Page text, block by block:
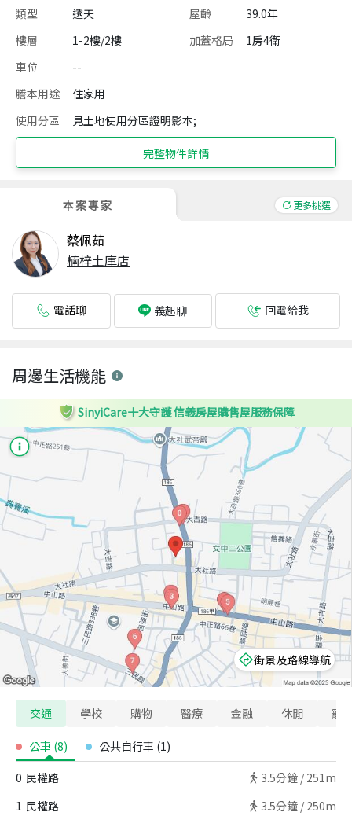
類型 透天 屋齡
39.0年
樓層
1-2樓/2樓 加蓋格局
1房4衛
車位
--
謄本用途
住家用
使用分區
見土地使用分區證明影本;
完整物件詳情
本案專家 更多挑選
蔡佩茹
楠梓土庫店
電話聊 義起聊 回電給我
周邊生活機能
SinyiCare十大守護 信義房屋購售屋服務保障
街景及路線導航
交通 學校 購物 醫療 金融 休閒 寵
公車 (8) 公共自行車 (1)
0 民權路 3.5分鐘 / 251m
1 民權路 3.5分鐘 / 250m